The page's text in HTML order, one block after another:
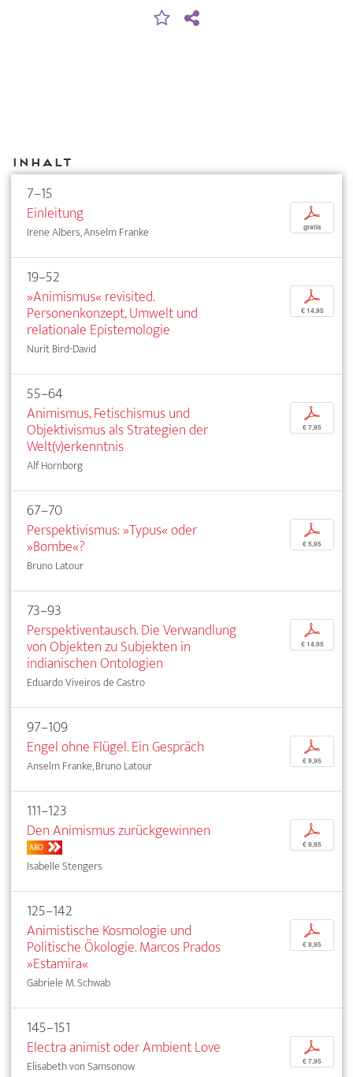
Inhalt
7–15
Einleitung
Irene Albers, Anselm Franke
p
gratis
19–52
»Animismus« revisited.
Personenkonzept, Umwelt und
relationale Epistemologie
Nurit Bird-David
p
€ 14,95
55–64
Animismus, Fetischismus und
Objektivismus als Strategien der
Welt(v)erkenntnis
Alf Hornborg
p
€ 7,95
67–70
Perspektivismus: »Typus« oder
»Bombe«?
Bruno Latour
p
€ 5,95
73–93
Perspektiventausch. Die Verwandlung
von Objekten zu Subjekten in
indianischen Ontologien
Eduardo Viveiros de Castro
p
€ 14,95
97–109
Engel ohne Flügel. Ein Gespräch
Anselm Franke, Bruno Latour
p
€ 9,95
111–123
Den Animismus zurückgewinnen
ABO
Isabelle Stengers
p
€ 9,95
125–142
Animistische Kosmologie und
Politische Ökologie. Marcos Prados
»Estamira«
Gabriele M. Schwab
p
€ 9,95
145–151
Electra animist oder Ambient Love
Elisabeth von Samsonow
p
€ 7,95